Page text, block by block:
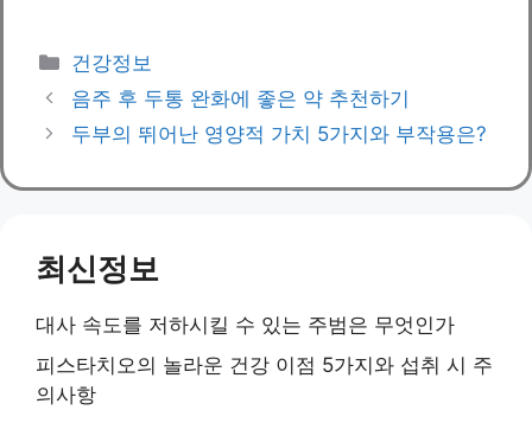
Categories
건강정보
음주 후 두통 완화에 좋은 약 추천하기
두부의 뛰어난 영양적 가치 5가지와 부작용은?
최신정보
대사 속도를 저하시킬 수 있는 주범은 무엇인가
피스타치오의 놀라운 건강 이점 5가지와 섭취 시 주
의사항